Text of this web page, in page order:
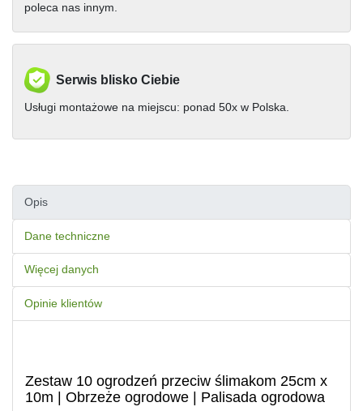
poleca nas innym.
Serwis blisko Ciebie
Usługi montażowe na miejscu: ponad 50x w Polska.
Opis
Dane techniczne
Więcej danych
Opinie klientów
Zestaw 10 ogrodzeń przeciw ślimakom 25cm х
10m | Obrzeże ogrodowe | Palisada ogrodowa